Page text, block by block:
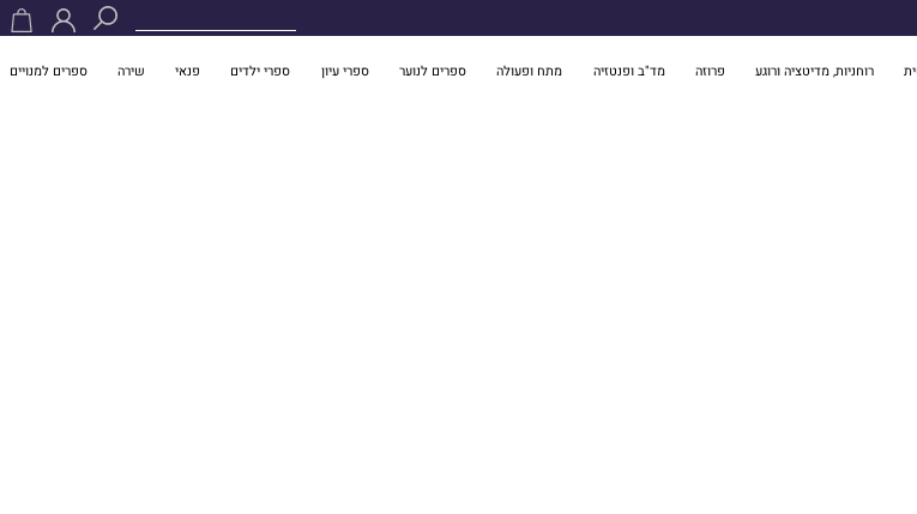
רוחניות, מדיטציה ורוגע פרוזה מד"ב ופנטזיה מתח ופעולה ספרים לנוער ספרי עיון ספרי ילדים פנאי שירה ספרים למנויים